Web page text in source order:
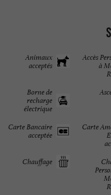
Accès
à
Animaux
acceptés
Borne de
recharge
électrique
Carte
Carte Bancaire
acceptée
Chauffage